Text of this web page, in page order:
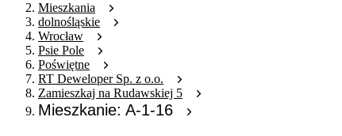
Mieszkania
dolnośląskie
Wrocław
Psie Pole
Poświętne
RT Deweloper Sp. z o.o.
Zamieszkaj na Rudawskiej 5
Mieszkanie: A-1-16